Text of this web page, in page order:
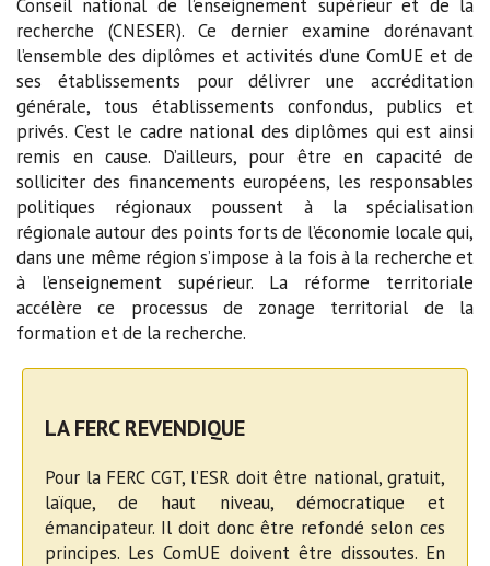
Conseil national de l’enseignement supérieur et de la
recherche (CNESER). Ce dernier examine dorénavant
l’ensemble des diplômes et activités d’une ComUE et de
ses établissements pour délivrer une accréditation
générale, tous établissements confondus, publics et
privés. C’est le cadre national des diplômes qui est ainsi
remis en cause. D’ailleurs, pour être en capacité de
solliciter des financements européens, les responsables
politiques régionaux poussent à la spécialisation
régionale autour des points forts de l’économie locale qui,
dans une même région s’impose à la fois à la recherche et
à l’enseignement supérieur. La réforme territoriale
accélère ce processus de zonage territorial de la
formation et de la recherche.
LA FERC REVENDIQUE
Pour la FERC CGT, l’ESR doit être national, gratuit,
laïque, de haut niveau, démocratique et
émancipateur. Il doit donc être refondé selon ces
principes. Les ComUE doivent être dissoutes. En